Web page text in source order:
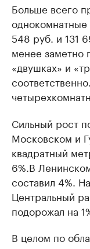
Больше всего
548 руб. и 131
менее заметно
«двушках» и
Сильный рост
Московском и
квадратный
6%.В
составил 4%.
Центральный
подорожал на
В целом по